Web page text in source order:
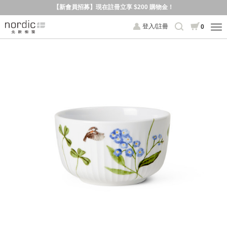
【新會員招募】現在註冊立享 $200 購物金！
登入/註冊 0